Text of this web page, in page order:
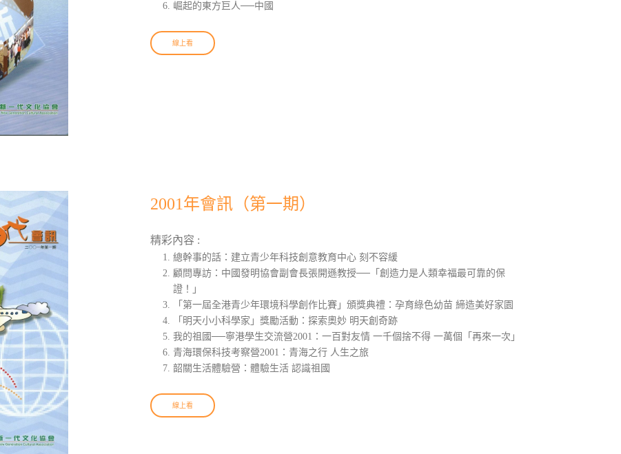
崛起的東方巨人──中國
線上看
2001年會訊（第一期）
精彩內容 :
總幹事的話：建立青少年科技創意教育中心 刻不容緩
顧問專訪：中國發明協會副會長張開遜教授──「創造力是人類幸福最可靠的保
證！」
「第一屆全港青少年環境科學創作比賽」頒獎典禮：孕育綠色幼苗 締造美好家園
「明天小小科學家」獎勵活動：探索奧妙 明天創奇跡
我的祖國──寧港學生交流營2001：一百對友情 一千個捨不得 一萬個「再來一次」
青海環保科技考察營2001：青海之行 人生之旅
韶關生活體驗營：體驗生活 認識祖國
線上看